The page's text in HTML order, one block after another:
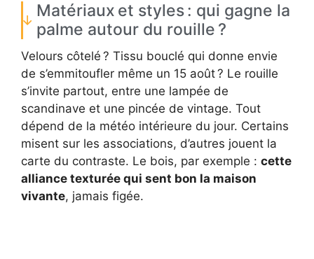
Matériaux et styles : qui gagne la
palme autour du rouille ?
Velours côtelé ? Tissu bouclé qui donne envie
de s’emmitoufler même un 15 août ? Le rouille
s’invite partout, entre une lampée de
scandinave et une pincée de vintage. Tout
dépend de la météo intérieure du jour. Certains
misent sur les associations, d’autres jouent la
carte du contraste. Le bois, par exemple : cette
alliance texturée qui sent bon la maison
vivante, jamais figée.